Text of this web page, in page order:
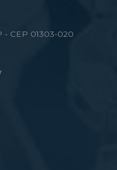
- CEP 01303-020